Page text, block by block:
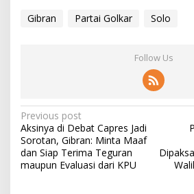
Gibran Partai Golkar Solo
Follow Us
P
o
s
t
Previous post
Aksinya di Debat Capres Jadi
Sorotan, Gibran: Minta Maaf
dan Siap Terima Teguran
maupun Evaluasi dari KPU